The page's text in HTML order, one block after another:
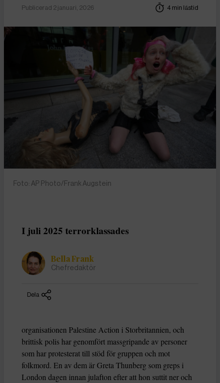
Publicerad 2 januari, 2026 4 min lästid
Foto: AP Photo/Frank Augstein
I juli 2025 terrorklassades
Bella Frank
Chefredaktör
Dela
organisationen Palestine Action i Storbritannien, och
brittisk polis har genomfört massgripande av personer
som har protesterat till stöd för gruppen och mot
folkmord. En av dem är Greta Thunberg som greps i
London dagen innan julafton efter att hon suttit ner och